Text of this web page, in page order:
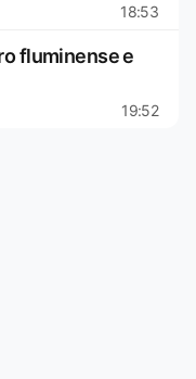
18:53
fluminense e
19:52